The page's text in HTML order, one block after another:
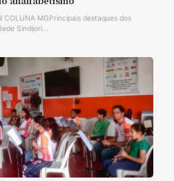
COLUNA MGPrincipais destaques dos
Sindijori...